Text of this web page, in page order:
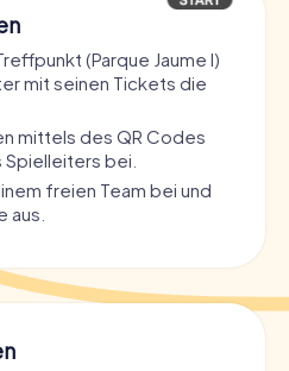
(Parque Jaume I)
mit seinen Tickets die
mittels des QR Codes
bei.
freien Team bei und
aus.